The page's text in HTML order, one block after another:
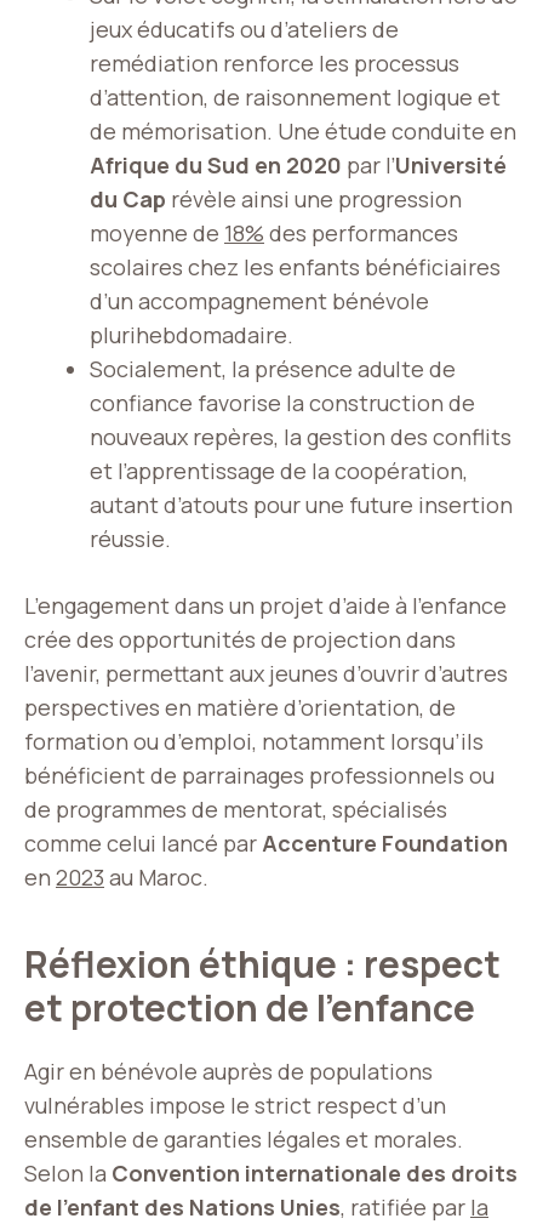
jeux éducatifs ou d’ateliers de
remédiation renforce les processus
d’attention, de raisonnement logique et
de mémorisation. Une étude conduite en
Afrique du Sud en 2020 par l’Université
du Cap révèle ainsi une progression
moyenne de 18% des performances
scolaires chez les enfants bénéficiaires
d’un accompagnement bénévole
plurihebdomadaire.
Socialement, la présence adulte de
confiance favorise la construction de
nouveaux repères, la gestion des conflits
et l’apprentissage de la coopération,
autant d’atouts pour une future insertion
réussie.
L’engagement dans un projet d’aide à l’enfance
crée des opportunités de projection dans
l’avenir, permettant aux jeunes d’ouvrir d’autres
perspectives en matière d’orientation, de
formation ou d’emploi, notamment lorsqu’ils
bénéficient de parrainages professionnels ou
de programmes de mentorat, spécialisés
comme celui lancé par Accenture Foundation
en 2023 au Maroc.
Réflexion éthique : respect
et protection de l’enfance
Agir en bénévole auprès de populations
vulnérables impose le strict respect d’un
ensemble de garanties légales et morales.
Selon la Convention internationale des droits
de l’enfant des Nations Unies, ratifiée par la